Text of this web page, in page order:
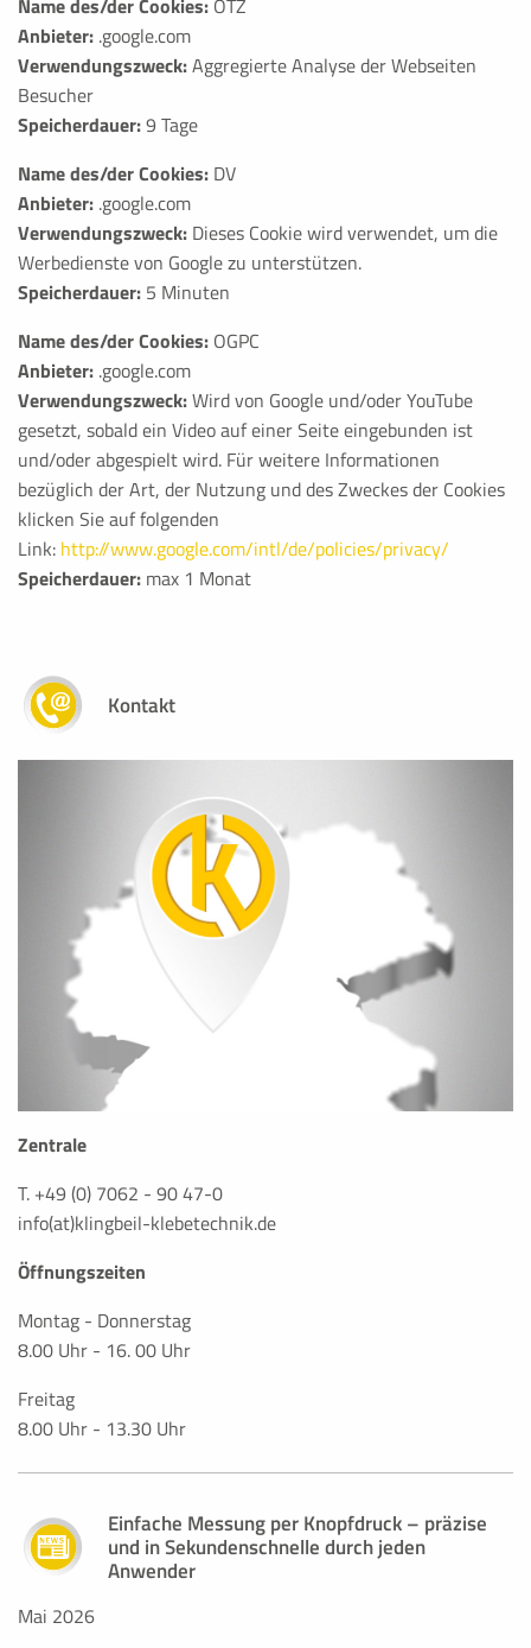
Name des/der Cookies: OTZ
Anbieter: .google.com
Verwendungszweck:Aggregierte Analyse der Webseiten
Besucher
Speicherdauer:9 Tage
Name des/der Cookies: DV
Anbieter: .google.com
Verwendungszweck: Dieses Cookie wird verwendet, um die
Werbedienste von Google zu unterstützen.
Speicherdauer: 5 Minuten
Name des/der Cookies: OGPC
Anbieter: .google.com
Verwendungszweck:Wird von Google und/oder YouTube
gesetzt, sobald ein Video auf einer Seite eingebunden ist
und/oder abgespielt wird. Für weitere Informationen
bezüglich der Art, der Nutzung und des Zweckes der Cookies
klicken Sie auf folgenden
Link: http://www.google.com/intl/de/policies/privacy/
Speicherdauer: max 1 Monat
Kontakt
Zentrale
T. +49 (0) 7062 - 90 47-0
info(at)klingbeil-klebetechnik.de
Öffnungszeiten
Montag - Donnerstag
8.00 Uhr - 16. 00 Uhr
Freitag
8.00 Uhr - 13.30 Uhr
Einfache Messung per Knopfdruck – präzise
und in Sekundenschnelle durch jeden
Anwender
Mai 2026